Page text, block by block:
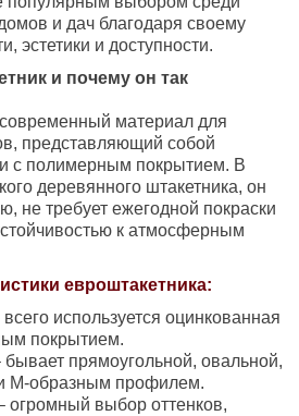
и дач благодаря своему
эстетики и доступности.
и почему он так
материал для
представляющий собой
с полимерным покрытием. В
деревянного штакетника, он
не требует ежегодной покраски
к атмосферным
евроштакетника:
используется оцинкованная
покрытием.
прямоугольной, овальной,
М-образным профилем.
огромный выбор оттенков,